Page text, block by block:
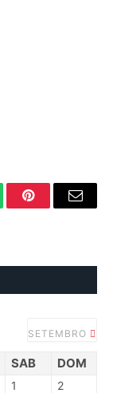
PinterestEmail
SETEMBRO
SAB DOM
1 2